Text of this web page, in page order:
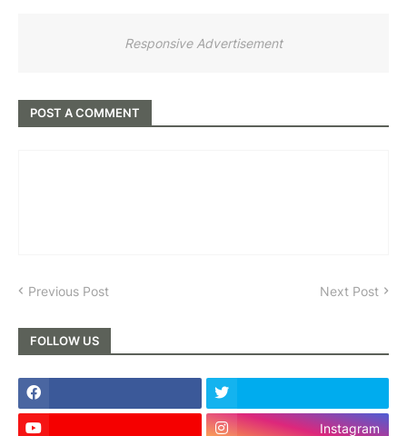
Responsive Advertisement
POST A COMMENT
Previous Post Next Post
FOLLOW US
Instagram